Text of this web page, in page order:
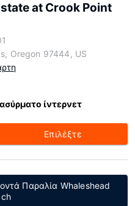
at Crook Point
Oregon 97444, US
ίντερνετ
Επιλέξτε
Παραλία Whaleshead